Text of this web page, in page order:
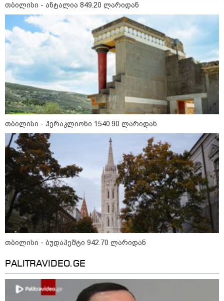
მნიშვნელოვანი ინფორმაცია
11:13 / 05-08-2026
Hisense წარმოგიდგენთ გზავნილს "ინოვაციები
უკეთესი ცხოვრებისათვის" FIFA-ს 2026 წლის
მსოფლიო ჩემპიონატზე™
სამართალი
თბილისი - ანტალია 849.20 ლარიდან
თბილისი - ჰერაკლიონი 1540.90 ლარიდან
თბილისი - ბუდაპეშტი 942.70 ლარიდან
PALITRAVIDEO.GE